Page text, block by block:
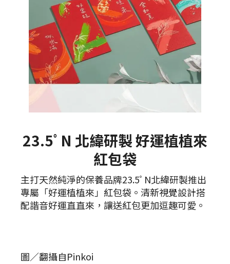
23.5ﾟN 北緯研製 好運植植來
紅包袋
主打天然純淨的保養品牌23.5ﾟN北緯研製推出
專屬「好運植植來」紅包袋。清新視覺設計搭
配諧音好運直直來，讓送紅包更加逗趣可愛。
圖／翻攝自Pinkoi